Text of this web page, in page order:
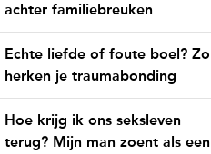
achter familiebreuken
Echte liefde of foute boel? Zo
herken je traumabonding
Hoe krijg ik ons seksleven
terug? Mijn man zoent als een